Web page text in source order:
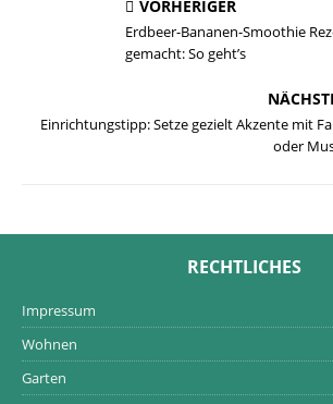
VORHERIGER
Erdbeer-Bananen-Smoothie
gemacht: So geht’s
Einrichtungstipp: Setze gezielt Akzente mit
oder
RECHTLICHES
Impressum
Wohnen
Garten